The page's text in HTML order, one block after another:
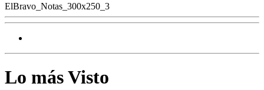
ElBravo_Notas_300x250_3
Lo más Visto